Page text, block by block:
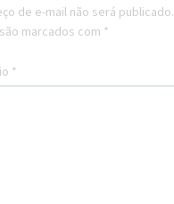
de e-mail não será publicado.
marcados com *
*